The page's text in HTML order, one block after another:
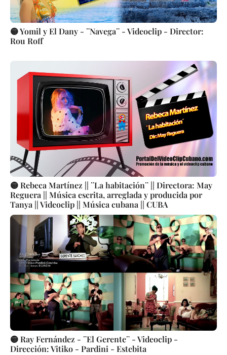
🟡 Yomil y El Dany - ¨Navega¨ - Videoclip - Director:
Rou Roff
🟡 Rebeca Martínez || ¨La habitación¨ || Directora: May
Reguera || Música escrita, arreglada y producida por
Tanya || Videoclip || Música cubana || CUBA
🟡 Ray Fernández - ¨El Gerente¨ - Videoclip -
Dirección: Vitiko - Pardini - Estebita